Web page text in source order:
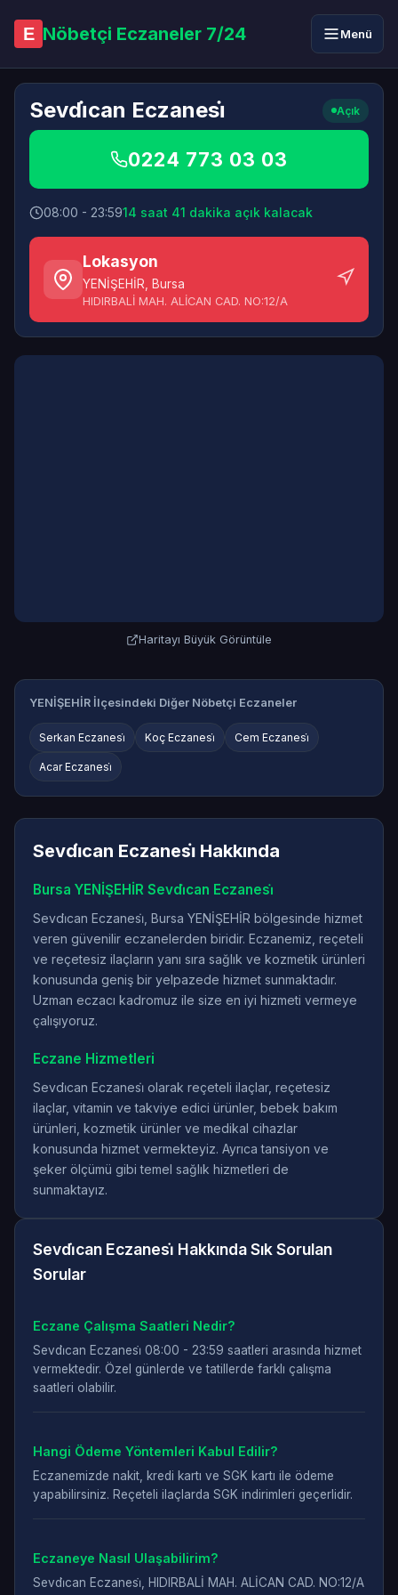
E Nöbetçi Eczaneler 7/24 Menü
Sevdi̇can Eczanesi̇ Açık
0224 773 03 03
08:00 - 23:5914 saat 41 dakika açık kalacak
Lokasyon
YENİŞEHİR Bursa
HIDIRBALİ MAH. ALİCAN CAD. NO:12/A
Haritayı Büyük Görüntüle
YENİŞEHİR İlçesindeki Diğer Nöbetçi Eczaneler
Serkan Eczanesi̇ Koç Eczanesi̇ Cem Eczanesi̇
Acar Eczanesi̇
Sevdi̇can Eczanesi̇ Hakkında
Bursa YENİŞEHİR Sevdi̇can Eczanesi̇
Sevdi̇can Eczanesi̇, Bursa YENİŞEHİR bölgesinde hizmet
veren güvenilir eczanelerden biridir. Eczanemiz, reçeteli
ve reçetesiz ilaçların yanı sıra sağlık ve kozmetik ürünleri
konusunda geniş bir yelpazede hizmet sunmaktadır.
Uzman eczacı kadromuz ile size en iyi hizmeti vermeye
çalışıyoruz.
Eczane Hizmetleri
Sevdi̇can Eczanesi̇ olarak reçeteli ilaçlar, reçetesiz
ilaçlar, vitamin ve takviye edici ürünler, bebek bakım
ürünleri, kozmetik ürünler ve medikal cihazlar
konusunda hizmet vermekteyiz. Ayrıca tansiyon ve
şeker ölçümü gibi temel sağlık hizmetleri de
sunmaktayız.
Sevdi̇can Eczanesi̇ Hakkında Sık Sorulan
Sorular
Eczane Çalışma Saatleri Nedir?
Sevdi̇can Eczanesi̇ 08:00 - 23:59 saatleri arasında hizmet
vermektedir. Özel günlerde ve tatillerde farklı çalışma
saatleri olabilir.
Hangi Ödeme Yöntemleri Kabul Edilir?
Eczanemizde nakit, kredi kartı ve SGK kartı ile ödeme
yapabilirsiniz. Reçeteli ilaçlarda SGK indirimleri geçerlidir.
Eczaneye Nasıl Ulaşabilirim?
Sevdi̇can Eczanesi̇, HIDIRBALİ MAH. ALİCAN CAD. NO:12/A